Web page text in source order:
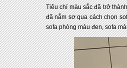
Tiêu chí màu sắc đã trở
đã nắm sơ qua cách chọn
sofa phòng màu đen, sofa